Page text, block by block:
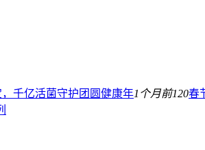
千亿活菌守护团圆健康年1个月前120春